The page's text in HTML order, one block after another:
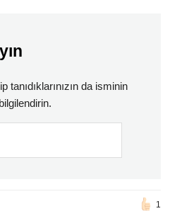
tanıdıklarınızın da isminin
1